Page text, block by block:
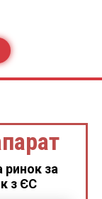
ринок за
з ЄС